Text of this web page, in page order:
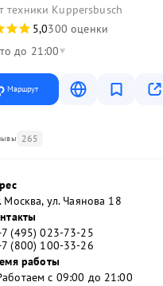
техники Kuppersbusch
5,0300 оценки
до 21:00
Маршрут
265
Москва, ул. Чаянова 18
(495) 023-73-25
(800) 100-33-26
работы
с 09:00 до 21:00